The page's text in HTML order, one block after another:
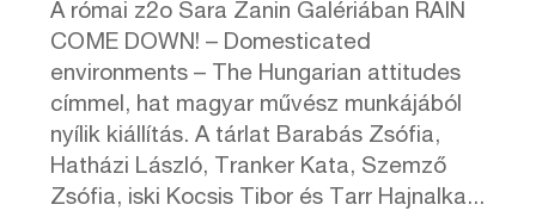
A római z2o Sara Zanin Galériában RAIN
COME DOWN! – Domesticated
environments – The Hungarian attitudes
címmel, hat magyar művész munkájából
nyílik kiállítás. A tárlat Barabás Zsófia,
Hatházi László, Tranker Kata, Szemző
Zsófia, iski Kocsis Tibor és Tarr Hajnalka...